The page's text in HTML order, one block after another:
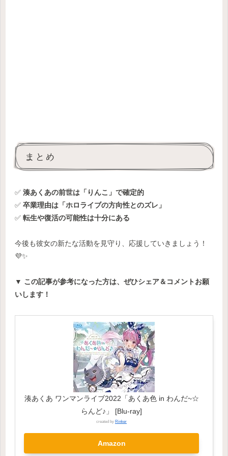
まとめ
✅ 湊あくあの前世は「りんこ」で確定的
✅ 卒業理由は「ホロライブの方向性とのズレ」
✅ 転生や復活の可能性は十分にある
今後も彼女の新たな活動を見守り、応援していきましょう！
💜✨
▼ この記事が参考になった方は、ぜひシェア＆コメントお願
いします！
湊あくあ ワンマンライブ2022「あくあ色 in わんだ~☆
らんど♪」 [Blu-ray]
created by Rinker
Amazon